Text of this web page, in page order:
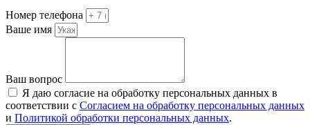
Номер телефона
Ваше имя
Ваш вопрос
Я даю согласие на обработку персональных данных в
соответствии с Согласием на обработку персональных данных
и Политикой обработки персональных данных.